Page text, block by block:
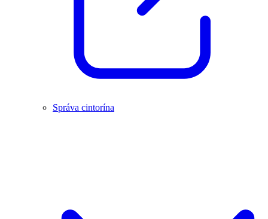
Správa cintorína